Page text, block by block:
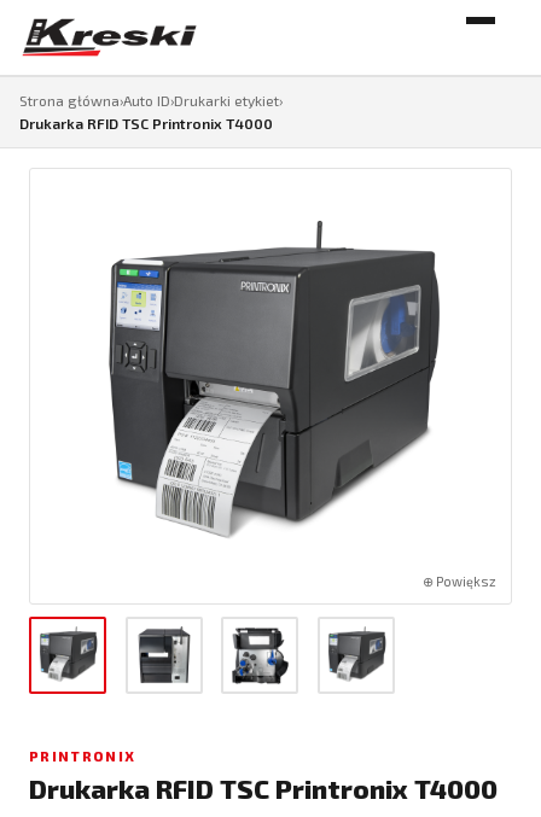
Strona główna›Auto ID›Drukarki etykiet›
Drukarka RFID TSC Printronix T4000
⊕ Powiększ
PRINTRONIX
Drukarka RFID TSC Printronix T4000